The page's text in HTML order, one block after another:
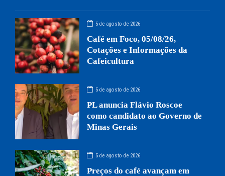
5 de agosto de 2026
Café em Foco, 05/08/26,
Cotações e Informações da
Cafeicultura
5 de agosto de 2026
PL anuncia Flávio Roscoe
como candidato ao Governo de
Minas Gerais
5 de agosto de 2026
Preços do café avançam em